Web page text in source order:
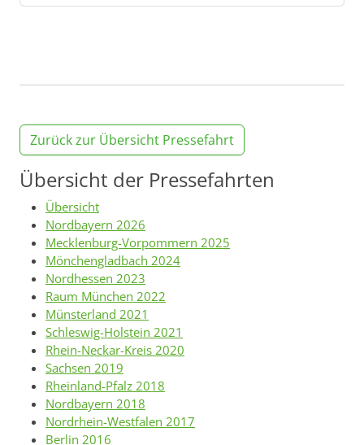
Zurück zur Übersicht Pressefahrt
Übersicht der Pressefahrten
Übersicht
Nordbayern 2026
Mecklenburg-Vorpommern 2025
Mönchengladbach 2024
Nordhessen 2023
Raum München 2022
Münsterland 2021
Schleswig-Holstein 2021
Rhein-Neckar-Kreis 2020
Sachsen 2019
Rheinland-Pfalz 2018
Nordbayern 2018
Nordrhein-Westfalen 2017
Berlin 2016